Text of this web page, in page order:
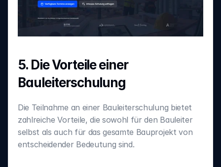
5. Die Vorteile einer
Bauleiterschulung
Die Teilnahme an einer Bauleiterschulung bietet
zahlreiche Vorteile, die sowohl für den Bauleiter
selbst als auch für das gesamte Bauprojekt von
entscheidender Bedeutung sind.